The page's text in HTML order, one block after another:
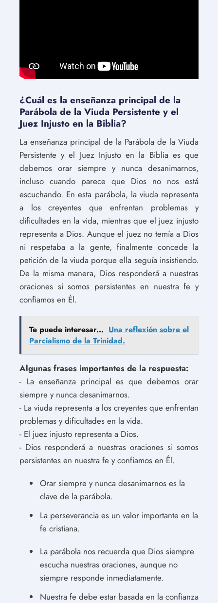
¿Cuál es la enseñanza principal de la
Parábola de la Viuda Persistente y el
Juez Injusto en la Biblia?
La enseñanza principal de la Parábola de la Viuda
Persistente y el Juez Injusto en la Biblia es que
debemos orar siempre y nunca desanimarnos,
incluso cuando parece que Dios no nos está
escuchando. En esta parábola, la viuda representa
a los creyentes que enfrentan problemas y
dificultades en la vida, mientras que el juez injusto
representa a Dios. Aunque el juez no temía a Dios
ni respetaba a la gente, finalmente concede la
petición de la viuda porque ella seguía insistiendo.
De la misma manera, Dios responderá a nuestras
oraciones si somos persistentes en nuestra fe y
confiamos en Él.
Te puede interesar... Una reflexión sobre el
Parcialismo de la Trinidad.
Algunas frases importantes de la respuesta:
- La enseñanza principal es que debemos orar
siempre y nunca desanimarnos.
- La viuda representa a los creyentes que enfrentan
problemas y dificultades en la vida.
- El juez injusto representa a Dios.
- Dios responderá a nuestras oraciones si somos
persistentes en nuestra fe y confiamos en Él.
Orar siempre y nunca desanimarnos es la
clave de la parábola.
La perseverancia es un valor importante en la
fe cristiana.
La parábola nos recuerda que Dios siempre
escucha nuestras oraciones, aunque no
siempre responde inmediatamente.
Nuestra fe debe estar basada en la confianza